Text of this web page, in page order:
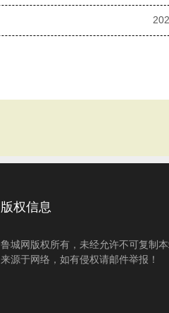
版权信息
鲁城网版权所有，未经允许不可复制
来源于网络，如有侵权请邮件举报！